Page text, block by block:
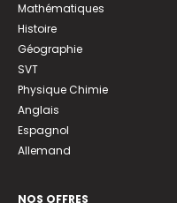
Mathématiques
Histoire
Géographie
SVT
Physique Chimie
Anglais
Espagnol
Allemand
NOS OFFRES